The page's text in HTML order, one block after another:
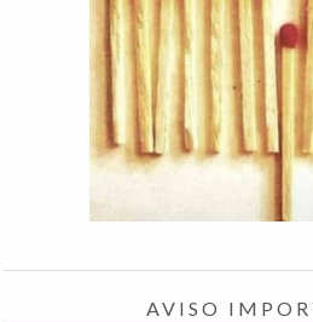
AVISO